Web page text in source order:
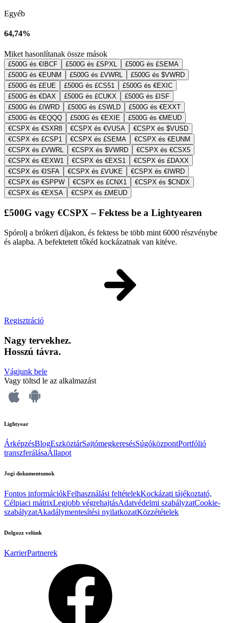
Egyéb
64,74%
Miket hasonlítanak össze mások
£500G és €IBCF £500G és £SPXL
£500G és £SEMA
£500G és €EUNM
£500G és £VWRL
£500G és $VWRD
£500G és £EUE
£500G és £CS51
£500G és €EXIC
£500G és €DAX
£500G és £CUKX
£500G és £ISF
£500G és £IWRD
£500G és £SWLD
£500G és €EXXT
£500G és €EQQQ
£500G és €EXIE
£500G és €MEUD
€CSPX és €SXR8
€CSPX és €VUSA
€CSPX és $VUSD
€CSPX és £CSP1
€CSPX és £SEMA
€CSPX és €EUNM
€CSPX és £VWRL
€CSPX és $VWRD
€CSPX és €CSX5
€CSPX és €EXW1
€CSPX és €EXS1
€CSPX és £DAXX
€CSPX és €ISFA
€CSPX és £VUKE
€CSPX és €IWRD
€CSPX és €SPPW
€CSPX és £CNX1
€CSPX és $CNDX
€CSPX és €EXSA
€CSPX és £MEUD
£500G vagy €CSPX – Fektess be a Lightyearen
Spórolj a brókeri díjakon, és fektess be több mint 6000 részvénybe
és alapba. A befektetett tőkéd kockázatnak van kitéve.
Regisztráció
Nagy tervekhez.
Hosszú távra.
Vágjunk bele
Vagy töltsd le az alkalmazást
Lightyear
ÁrképzésBlogEszköztárSajtómegkeresésSúgóközpontPortfólió
transzferálásaÁllapot
Jogi dokumentumok
Fontos információkFelhasználási feltételekKockázati tájékoztató,
Célpiaci mátrixLegjobb végrehajtásAdatvédelmi szabályzatCookie-
szabályzatAkadálymentesítési nyilatkozatKözzétételek
Dolgozz velünk
KarrierPartnerek